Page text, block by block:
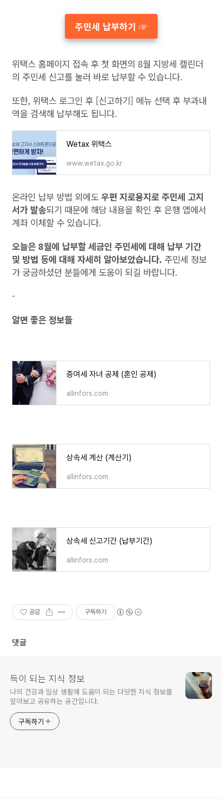
주민세 납부하기 ☞
위택스 홈페이지 접속 후 첫 화면의 8월 지방세 캘린더
의 주민세 신고를 눌러 바로 납부할 수 있습니다.
또한, 위택스 로그인 후 [신고하기] 메뉴 선택 후 부과내
역을 검색해 납부해도 됩니다.
Wetax 위택스
www.wetax.go.kr
온라인 납부 방법 외에도우편 지로용지로 주민세 고지
서가 발송되기 때문에 해당 내용을 확인 후 은행 앱에서
계좌 이체할 수 있습니다.
오늘은 8월에 납부할 세금인 주민세에 대해 납부 기간
및 방법 등에 대해 자세히 알아보았습니다. 주민세 정보
가 궁금하셨던 분들에게 도움이 되길 바랍니다.
-
알면 좋은 정보들
증여세 자녀 공제 (혼인 공제)
allinfors.com
상속세 계산 (계산기)
allinfors.com
상속세 신고기간 (납부기간)
allinfors.com
공감 구독하기
댓글
득이 되는 지식 정보
나의 건강과 일상 생활에 도움이 되는 다양한 지식 정보를
알아보고 공유하는 공간입니다.
구독하기